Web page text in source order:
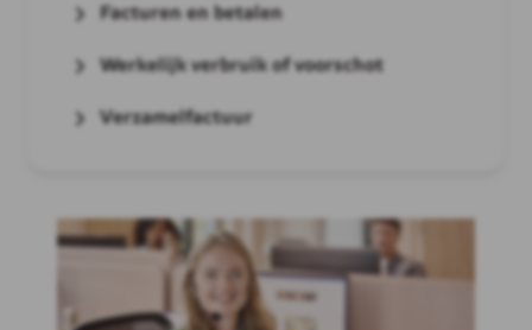
Facturen en betalen
Werkelijk verbruik of voorschot
Verzamelfactuur